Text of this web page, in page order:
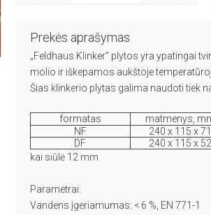
Prekės aprašymas
„Feldhaus Klinker“ plytos yra ypatingai
molio ir iškepamos aukštoje
Šias klinkerio plytas galima naudoti tiek
formatas matmenys,
NF
240 x 115 x 71
DF
240 x 115 x 52
kai siūlė 12 mm
Parametrai:
Vandens įgeriamumas: < 6 %, EN 771-1